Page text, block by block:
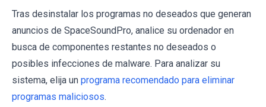
Tras desinstalar los programas no deseados que generan
anuncios de SpaceSoundPro, analice su ordenador en
busca de componentes restantes no deseados o
posibles infecciones de malware. Para analizar su
sistema, elija un programa recomendado para eliminar
programas maliciosos.